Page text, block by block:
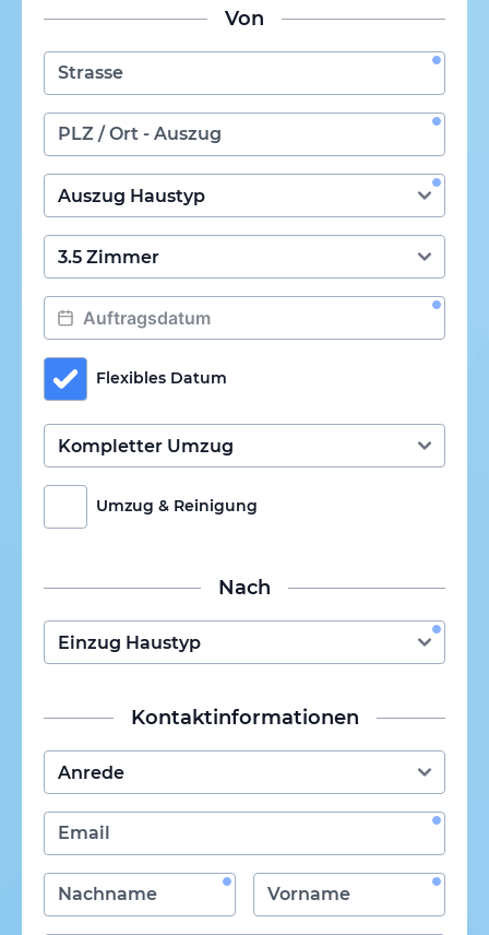
Von
Flexibles Datum
Umzug & Reinigung
Nach
Kontaktinformationen